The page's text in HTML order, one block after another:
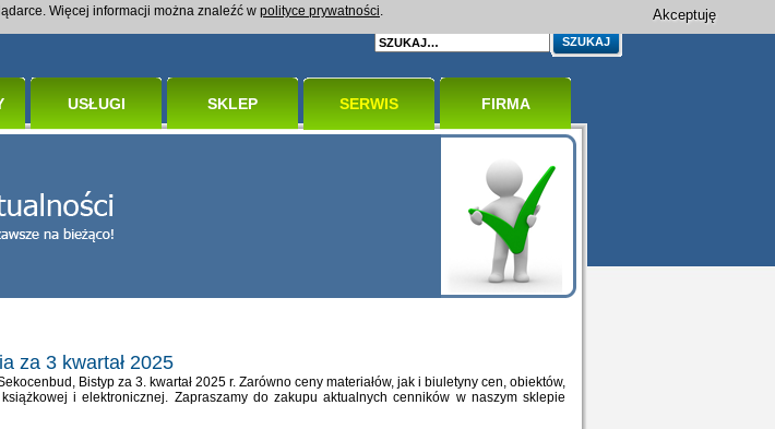
USŁUGI SKLEP SERWIS FIRMA
za 3 kwartał 2025
Bistyp za 3. kwartał 2025 r. Zarówno ceny materiałów, jak i biuletyny cen, obiektów,
i elektronicznej. Zapraszamy do zakupu aktualnych cenników w naszym sklepie
Więcej informacji można znaleźć w polityce prywatności. Akceptuję